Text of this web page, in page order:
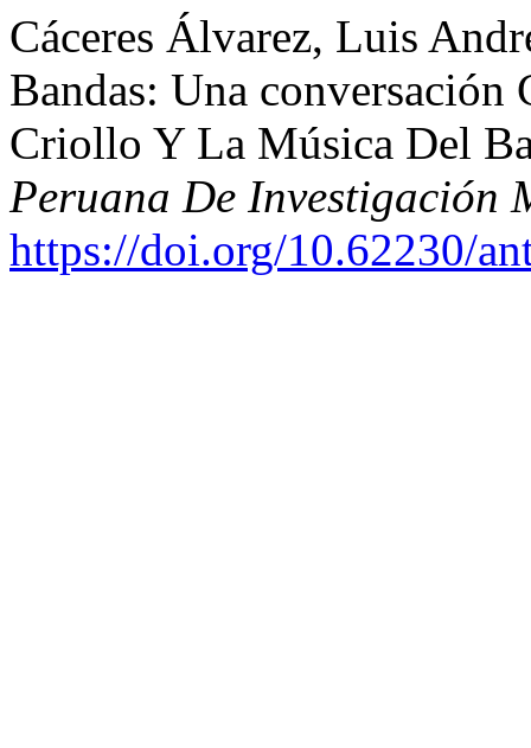
Cáceres Álvarez, Luis
Bandas: Una
Criollo Y La Música Del
Peruana De Investigación
https://doi.org/10.62230/